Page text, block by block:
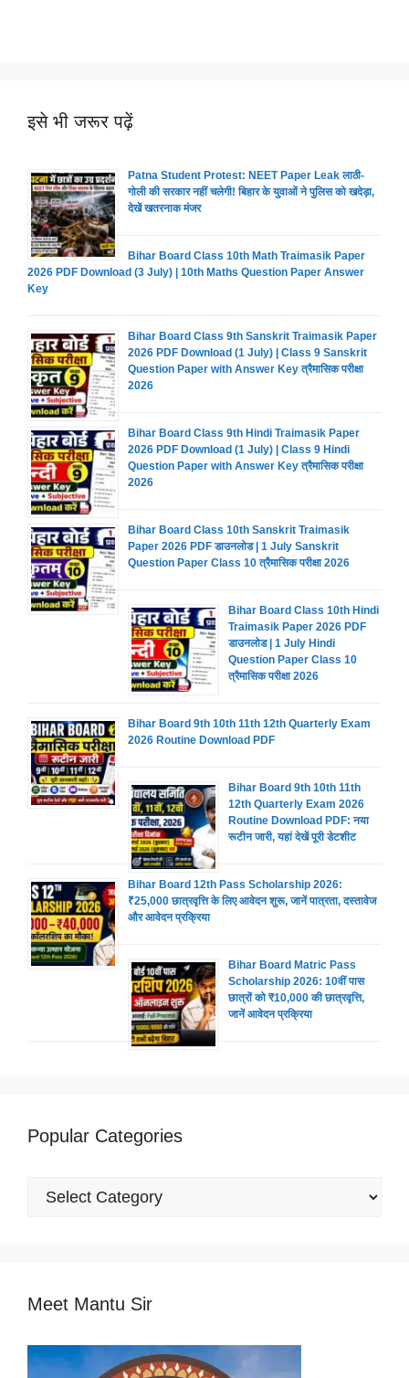
इसे भी जरूर पढ़ें
Patna Student Protest: NEET Paper Leak लाठी-
गोली की सरकार नहीं चलेगी! बिहार के युवाओं ने पुलिस को खदेड़ा,
देखें खतरनाक मंजर
Bihar Board Class 10th Math Traimasik Paper
2026 PDF Download (3 July) | 10th Maths Question Paper Answer
Key
Bihar Board Class 9th Sanskrit Traimasik Paper
2026 PDF Download (1 July) | Class 9 Sanskrit
Question Paper with Answer Key त्रैमासिक परीक्षा
2026
Bihar Board Class 9th Hindi Traimasik Paper
2026 PDF Download (1 July) | Class 9 Hindi
Question Paper with Answer Key त्रैमासिक परीक्षा
2026
Bihar Board Class 10th Sanskrit Traimasik
Paper 2026 PDF डाउनलोड | 1 July Sanskrit
Question Paper Class 10 त्रैमासिक परीक्षा 2026
Bihar Board Class 10th Hindi
Traimasik Paper 2026 PDF
डाउनलोड | 1 July Hindi
Question Paper Class 10
त्रैमासिक परीक्षा 2026
Bihar Board 9th 10th 11th 12th Quarterly Exam
2026 Routine Download PDF
Bihar Board 9th 10th 11th
12th Quarterly Exam 2026
Routine Download PDF: नया
रूटीन जारी, यहां देखें पूरी डेटशीट
Bihar Board 12th Pass Scholarship 2026:
₹25,000 छात्रवृत्ति के लिए आवेदन शुरू, जानें पात्रता, दस्तावेज
और आवेदन प्रक्रिया
Bihar Board Matric Pass
Scholarship 2026: 10वीं पास
छात्रों को ₹10,000 की छात्रवृत्ति,
जानें आवेदन प्रक्रिया
Popular Categories
Popular
Meet Mantu Sir